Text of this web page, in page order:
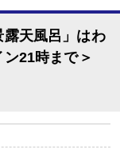
露天風呂」はわ
21時まで＞